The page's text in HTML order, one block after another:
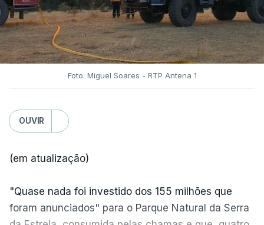
Foto: Miguel Soares - RTP Antena 1
OUVIR
(em atualização)
"Quase nada foi investido dos 155 milhões que
foram anunciados" para o Parque Natural da Serra